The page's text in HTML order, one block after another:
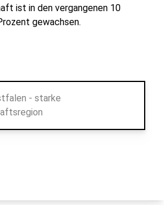
ist in den vergangenen 10
gewachsen.
- starke